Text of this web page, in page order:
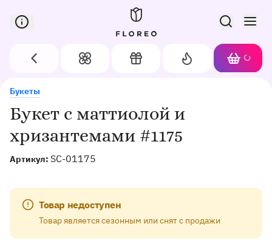
Сервис доставки цветов в Орле
Назад Цветы Подарки
Акции
Корзина
Букет с маттиолой и
хризантемами #1175
Артикул: SC-01175
Товар недоступен
Товар является сезонным или снят с продажи
Букеты
Букет с маттиолой и хризантемами #1175